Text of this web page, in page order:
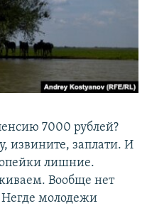
7000 рублей?
извините, заплати. И
лишние.
Вообще нет
Негде молодежи